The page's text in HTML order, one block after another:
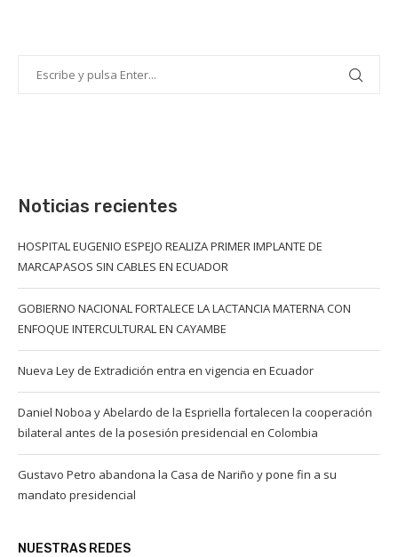
Noticias recientes
HOSPITAL EUGENIO ESPEJO REALIZA PRIMER IMPLANTE DE
MARCAPASOS SIN CABLES EN ECUADOR
GOBIERNO NACIONAL FORTALECE LA LACTANCIA MATERNA CON
ENFOQUE INTERCULTURAL EN CAYAMBE
Nueva Ley de Extradición entra en vigencia en Ecuador
Daniel Noboa y Abelardo de la Espriella fortalecen la cooperación
bilateral antes de la posesión presidencial en Colombia
Gustavo Petro abandona la Casa de Nariño y pone fin a su
mandato presidencial
NUESTRAS REDES